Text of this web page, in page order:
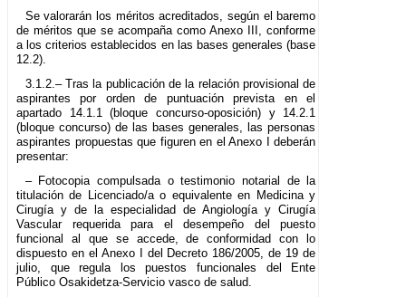
Se valorarán los méritos acreditados, según el baremo
de méritos que se acompaña como Anexo III, conforme
a los criterios establecidos en las bases generales (base
12.2).
3.1.2.– Tras la publicación de la relación provisional de
aspirantes por orden de puntuación prevista en el
apartado 14.1.1 (bloque concurso-oposición) y 14.2.1
(bloque concurso) de las bases generales, las personas
aspirantes propuestas que figuren en el Anexo I deberán
presentar:
– Fotocopia compulsada o testimonio notarial de la
titulación de Licenciado/a o equivalente en Medicina y
Cirugía y de la especialidad de Angiología y Cirugía
Vascular requerida para el desempeño del puesto
funcional al que se accede, de conformidad con lo
dispuesto en el Anexo I del Decreto 186/2005, de 19 de
julio, que regula los puestos funcionales del Ente
Público Osakidetza-Servicio vasco de salud.